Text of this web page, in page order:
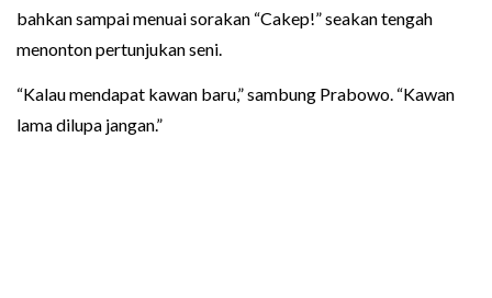
bahkan sampai menuai sorakan “Cakep!” seakan tengah
menonton pertunjukan seni.
“Kalau mendapat kawan baru,” sambung Prabowo. “Kawan
lama dilupa jangan.”